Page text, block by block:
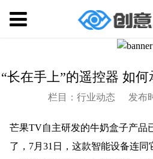
“长在手上”的遥控器 如
栏目：行业动态 发布
芒果TV自主研发的牛奶盒子产品
了，7月31日，这款智能设备连